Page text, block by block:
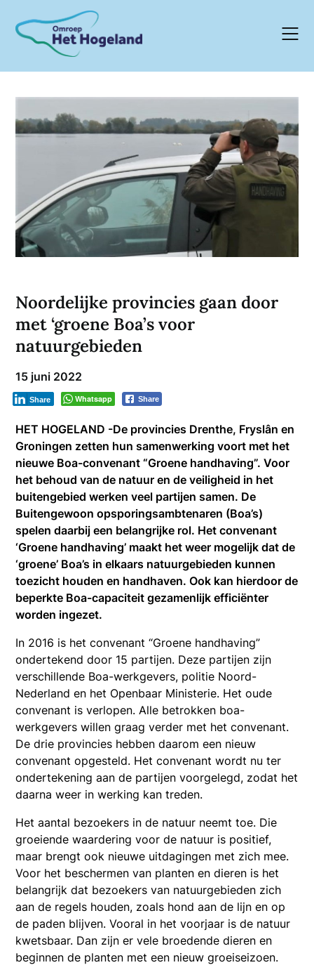
content
Noordelijke provincies gaan door
met ‘groene Boa’s voor
natuurgebieden
15 juni 2022
Whatsapp Share
Share
HET HOGELAND -De provincies Drenthe, Fryslân en
Groningen zetten hun samenwerking voort met het
nieuwe Boa-convenant “Groene handhaving”. Voor
het behoud van de natuur en de veiligheid in het
buitengebied werken veel partijen samen. De
Buitengewoon opsporingsambtenaren (Boa’s)
spelen daarbij een belangrijke rol. Het convenant
‘Groene handhaving’ maakt het weer mogelijk dat de
‘groene’ Boa’s in elkaars natuurgebieden kunnen
toezicht houden en handhaven. Ook kan hierdoor de
beperkte Boa-capaciteit gezamenlijk efficiënter
worden ingezet.
In 2016 is het convenant “Groene handhaving”
ondertekend door 15 partijen. Deze partijen zijn
verschillende Boa-werkgevers, politie Noord-
Nederland en het Openbaar Ministerie. Het oude
convenant is verlopen. Alle betrokken boa-
werkgevers willen graag verder met het convenant.
De drie provincies hebben daarom een nieuw
convenant opgesteld. Het convenant wordt nu ter
ondertekening aan de partijen voorgelegd, zodat het
daarna weer in werking kan treden.
Het aantal bezoekers in de natuur neemt toe. Die
groeiende waardering voor de natuur is positief,
maar brengt ook nieuwe uitdagingen met zich mee.
Voor het beschermen van planten en dieren is het
belangrijk dat bezoekers van natuurgebieden zich
aan de regels houden, zoals hond aan de lijn en op
de paden blijven. Vooral in het voorjaar is de natuur
kwetsbaar. Dan zijn er vele broedende dieren en
beginnen de planten met een nieuw groeiseizoen.